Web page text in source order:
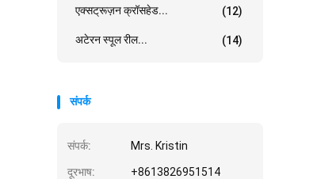
एक्सट्रूज़न क्रॉसहेड... (12)
अटेरन स्पूल रील... (14)
संपर्क
संपर्क: Mrs. Kristin
दूरभाष: +8613826951514